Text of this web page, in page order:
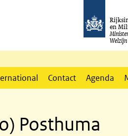
en
Contact Agenda
Posthuma